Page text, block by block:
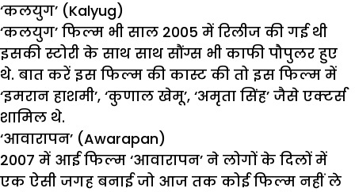
‘कलयुग’ (Kalyug)
‘कलयुग’ फिल्म भी साल 2005 में रिलीज की गई थी
इसकी स्टोरी के साथ साथ सौंग्स भी काफी पौपुलर हुए
थे. बात करें इस फिल्म की कास्ट की तो इस फिल्म में
‘इमरान हाशमी’, ‘कुणाल खेमू’, ‘अमृता सिंह’ जैसे एक्टर्स
शामिल थे.
‘आवारापन’ (Awarapan)
2007 में आई फिल्म ‘आवारापन’ ने लोगों के दिलों में
एक ऐसी जगह बनाई जो आज तक कोई फिल्म नहीं ले